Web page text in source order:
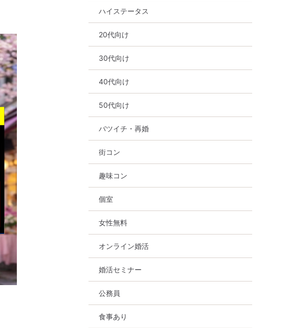
ハイステータス
20代向け
30代向け
40代向け
50代向け
バツイチ・再婚
街コン
趣味コン
個室
女性無料
オンライン婚活
婚活セミナー
公務員
食事あり